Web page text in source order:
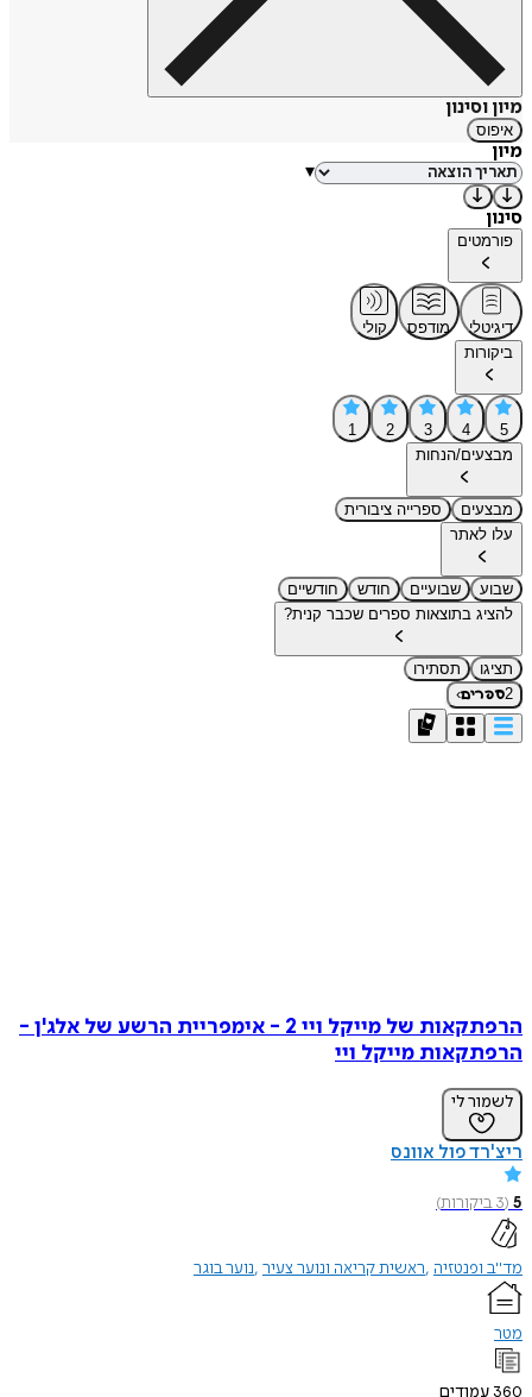
מיון וסינון
איפוס
מיון
▾
סינון
פורמטים
דיגיטלי מודפס
קולי
ביקורות
5
4
3
2
1
מבצעים/הנחות
מבצעים
ספרייה ציבורית
עלו לאתר
שבוע שבועיים חודש
חודשיים
להציג בתוצאות ספרים שכבר קנית?
תציגו
תסתירו
2ספרים›
הרפתקאות של מייקל ויי 2 - אימפריית הרשע של אלג'ן -
הרפתקאות מייקל ויי
לשמור לי
ריצ'רד פול אוונס
5
(
3ביקורות)
מד"ב ופנטזיה ראשית קריאה ונוער צעיר נוער בוגר
מטר
360 עמודים